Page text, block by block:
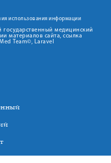
использования информации
медицинский
материалов сайта, ссылка
Team©, Laravel